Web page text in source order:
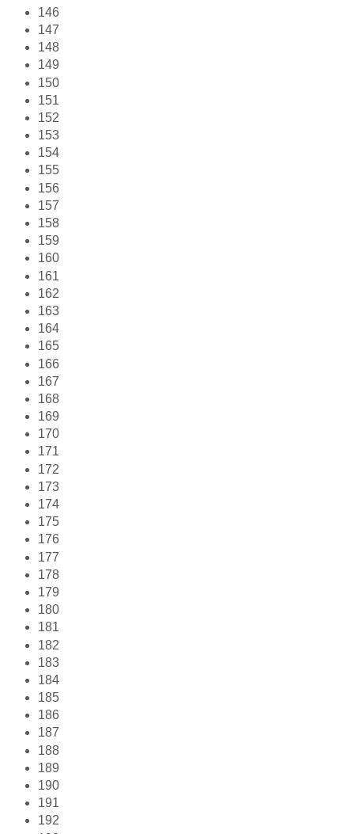
146
147
148
149
150
151
152
153
154
155
156
157
158
159
160
161
162
163
164
165
166
167
168
169
170
171
172
173
174
175
176
177
178
179
180
181
182
183
184
185
186
187
188
189
190
191
192